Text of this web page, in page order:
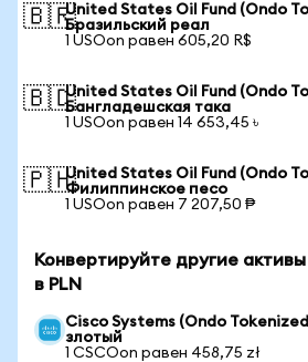
🇧🇷United States Oil Fund (Ondo
Бразильский реал
1 USOon равен 605,20 R$
🇧🇩United States Oil Fund (Ondo
Бангладешская така
1 USOon равен 14 653,45 ৳
🇵🇭United States Oil Fund (Ondo
Филиппинское песо
1 USOon равен 7 207,50 ₱
Конвертируйте другие
в PLN
Cisco Systems (Ondo
злотый
1 CSCOon равен 458,75 zł